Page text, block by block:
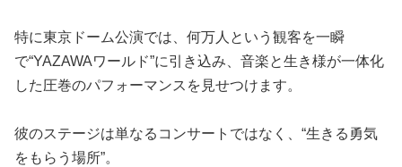
特に東京ドーム公演では、何万人という観客を一瞬
で“YAZAWAワールド”に引き込み、音楽と生き様が一体化
した圧巻のパフォーマンスを見せつけます。
彼のステージは単なるコンサートではなく、“生きる勇気
をもらう場所”。